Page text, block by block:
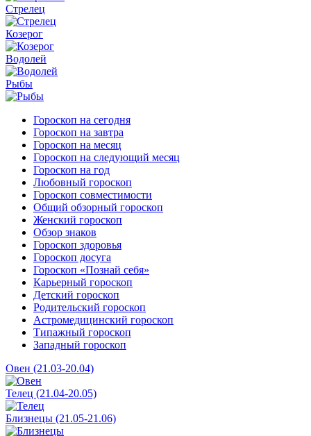
Стрелец
Козерог
Водолей
Рыбы
Гороскоп на сегодня
Гороскоп на завтра
Гороскоп на месяц
Гороскоп на следующий месяц
Гороскоп на год
Любовный гороскоп
Гороскоп совместимости
Общий обзорный гороскоп
Женский гороскоп
Обзор знаков
Гороскоп здоровья
Гороскоп досуга
Гороскоп «Познай себя»
Карьерный гороскоп
Детский гороскоп
Родительский гороскоп
Астромедицинский гороскоп
Типажный гороскоп
Западный гороскоп
Овен (21.03-20.04)
Телец (21.04-20.05)
Близнецы (21.05-21.06)